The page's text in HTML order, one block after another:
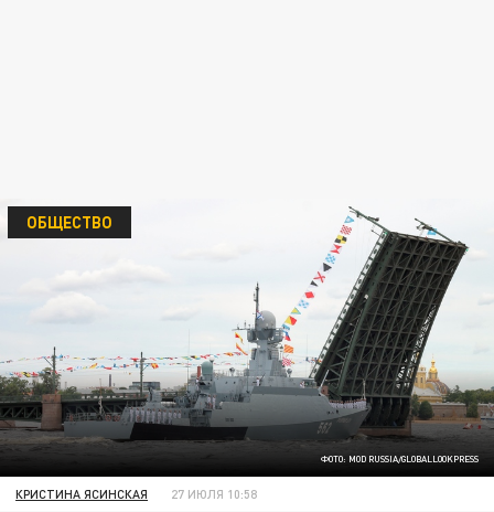
ФОТО: MOD RUSSIA/GLOBALLOOKPRESS
ОБЩЕСТВО
КРИСТИНА ЯСИНСКАЯ 27 ИЮЛЯ 10:58